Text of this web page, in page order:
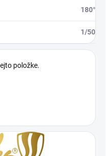
180°
1/50
položke.